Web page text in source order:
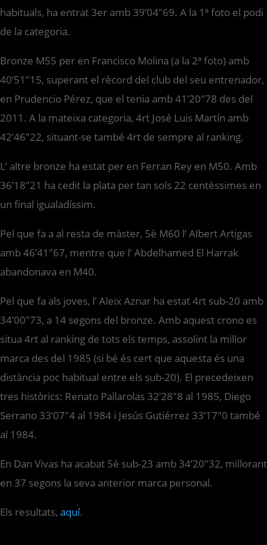
habituals, ha entrat 3er amb 39’04″69. A la 1ª foto el podi
de la categoria.
Bronze M55 per en Francisco Molina (a la 2ª foto) amb
40’51″15, superant el rècord del club del seu entrenador,
en Prudencio Pérez, que el tenia amb 41’20″78 des del
2011. A la mateixa categoria, 4rt José Luis Martín amb
42’46″22, situant-se també 4rt de sempre al ranking.
L’ altre bronze ha estat per en Ferran Rey en M50. Amb
36’18″21 ha cedit la plata per tan sols 22 centèssimes en
un final igualadíssim.
Pel que fa a al resta de màster, 5è M60 l’ Albert Artigas
amb 46’41″67, mentre que l’ Abdelhamed El Harrak
abandonava en M40.
Pel que fa als joves, l’ Aleix Aznar ha estat 4rt sub-20 amb
34’00″73, a 14 segons del bronze. Amb aquest crono es
situa 4rt al ranking de tots els temps, assolint la millor
marca des del 1985 (si bé és cert que aquesta és una
distància poc habitual entre els sub-20). El precedeixen
tres històrics: Renato Pallarolas 32’28″8 al 1985, Diego
Serrano 33’07″4 al 1984 i Jesús Gutiérrez 33’17″0 també
al 1984.
En Dan Vivas ha acabat 5è sub-23 amb 34’20″32, millorant
en 37 segons la seva anterior marca personal.
Els resultats, aquí.